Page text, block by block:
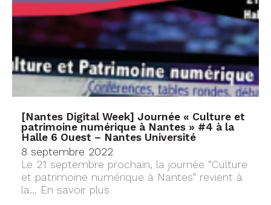
[Nantes Digital Week] Journée « Culture et
patrimoine numérique à Nantes » #4 à la
Halle 6 Ouest – Nantes Université
8 septembre 2022
Le 21 septembre prochain, la journée “Culture
et patrimoine numérique à Nantes” revient à
la... En savoir plus